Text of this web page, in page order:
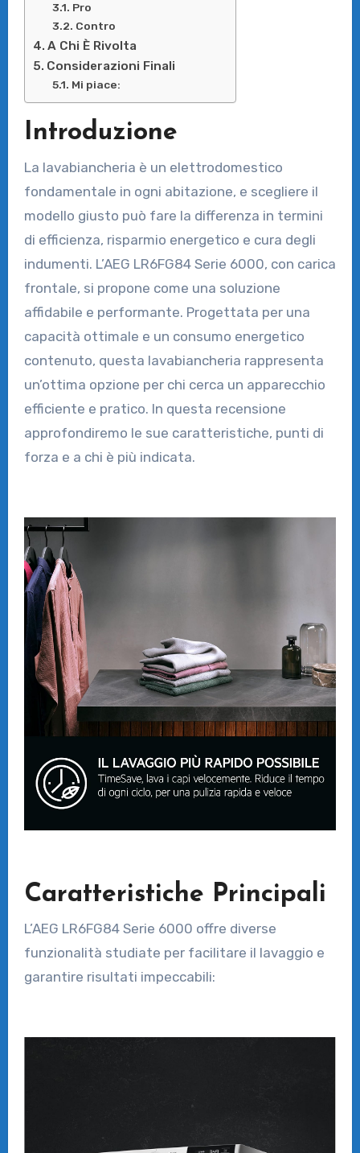
Pro
Contro
A Chi È Rivolta
Considerazioni Finali
Mi piace:
Introduzione
La lavabiancheria è un elettrodomestico
fondamentale in ogni abitazione, e scegliere il
modello giusto può fare la differenza in termini
di efficienza, risparmio energetico e cura degli
indumenti. L’AEG LR6FG84 Serie 6000, con carica
frontale, si propone come una soluzione
affidabile e performante. Progettata per una
capacità ottimale e un consumo energetico
contenuto, questa lavabiancheria rappresenta
un’ottima opzione per chi cerca un apparecchio
efficiente e pratico. In questa recensione
approfondiremo le sue caratteristiche, punti di
forza e a chi è più indicata.
Caratteristiche Principali
L’AEG LR6FG84 Serie 6000 offre diverse
funzionalità studiate per facilitare il lavaggio e
garantire risultati impeccabili: